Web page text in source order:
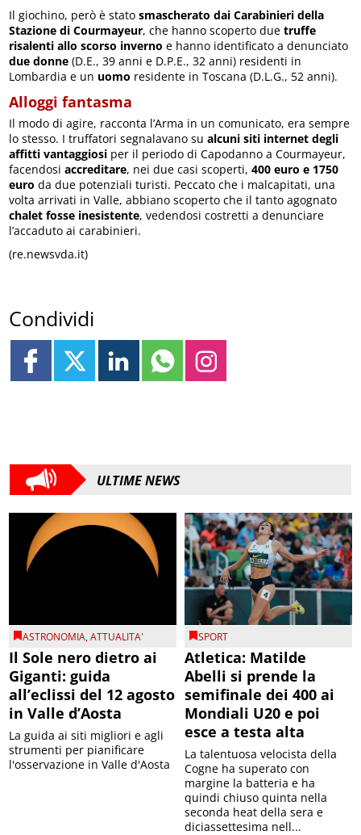
Il giochino, però è statosmascherato dai Carabinieri della
Stazione di Courmayeur, che hanno scoperto duetruffe
risalenti allo scorso inverno e hanno identificato a denunciato
due donne (D.E., 39 anni e D.P.E., 32 anni) residenti in
Lombardia e un uomo residente in Toscana (D.L.G., 52 anni).
Alloggi fantasma
Il modo di agire, racconta l’Arma in un comunicato, era sempre
lo stesso. I truffatori segnalavano sualcuni siti internet degli
affitti vantaggiosi per il periodo di Capodanno a Courmayeur,
facendosiaccreditare, nei due casi scoperti,400 euro e 1750
euro da due potenziali turisti. Peccato che i malcapitati, una
volta arrivati in Valle, abbiano scoperto che il tanto agognato
chalet fosse inesistente, vedendosi costretti a denunciare
l’accaduto ai carabinieri.
(re.newsvda.it)
Condividi
ULTIME NEWS
ASTRONOMIA,ATTUALITA'
Il Sole nero dietro ai
Giganti: guida
all’eclissi del 12 agosto
in Valle d’Aosta
La guida ai siti migliori e agli
strumenti per pianificare
l'osservazione in Valle d'Aosta
SPORT
Atletica: Matilde
Abelli si prende la
semifinale dei 400 ai
Mondiali U20 e poi
esce a testa alta
La talentuosa velocista della
Cogne ha superato con
margine la batteria e ha
quindi chiuso quinta nella
seconda heat della sera e
diciassettesima nell...